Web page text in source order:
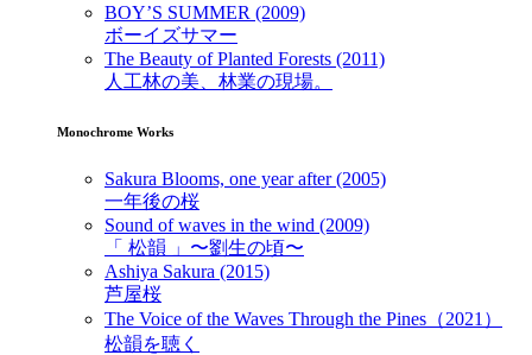
BOY’S SUMMER (2009)
ボーイズサマー
The Beauty of Planted Forests (2011)
人工林の美、林業の現場。
Monochrome Works
Sakura Blooms, one year after (2005)
一年後の桜
Sound of waves in the wind (2009)
「 松韻 」〜劉生の頃〜
Ashiya Sakura (2015)
芦屋桜
The Voice of the Waves Through the Pines（2021）
松韻を聴く